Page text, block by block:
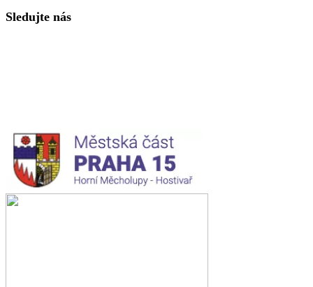
Sledujte nás